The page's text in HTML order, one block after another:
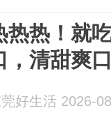
热热！就
，清甜爽
好生活 2026-